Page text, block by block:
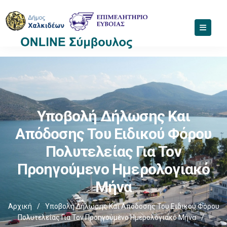
Υποβολή Δήλωσης Και
Απόδοσης Του Ειδικού Φόρου
Πολυτελείας Για Τον
Προηγούμενο Ημερολογιακό
Μήνα
Αρχική /
Υποβολή Δήλωσης Και Απόδοσης Του Ειδικού Φόρου
Πολυτελείας Για Τον Προηγούμενο Ημερολογιακό Μήνα
/